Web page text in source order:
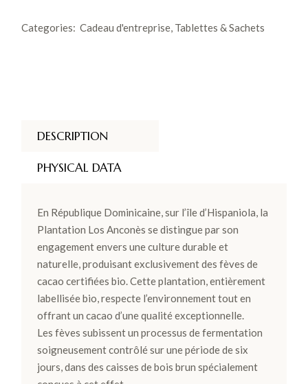
Categories: Cadeau d'entreprise Tablettes & Sachets
DESCRIPTION
PHYSICAL DATA
En République Dominicaine, sur l’île d’Hispaniola, la
Plantation Los Anconès se distingue par son
engagement envers une culture durable et
naturelle, produisant exclusivement des fèves de
cacao certifiées bio. Cette plantation, entièrement
labellisée bio, respecte l’environnement tout en
offrant un cacao d’une qualité exceptionnelle.
Les fèves subissent un processus de fermentation
soigneusement contrôlé sur une période de six
jours, dans des caisses de bois brun spécialement